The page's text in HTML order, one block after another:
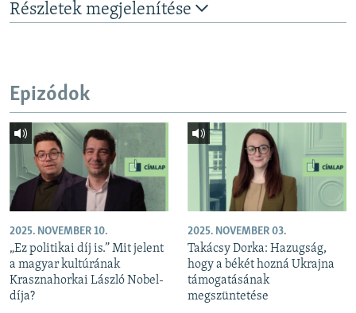
Részletek megjelenítése
Epizódok
2025. NOVEMBER 10.
„Ez politikai díj is.” Mit jelent
a magyar kultúrának
Krasznahorkai László Nobel-
díja?
2025. NOVEMBER 03.
Takácsy Dorka: Hazugság,
hogy a békét hozná Ukrajna
támogatásának
megszüntetése